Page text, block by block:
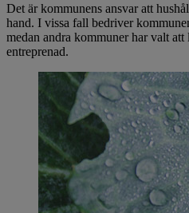
Det är kommunens ansvar att
hand. I vissa fall bedriver
medan andra kommuner har valt att
entreprenad.